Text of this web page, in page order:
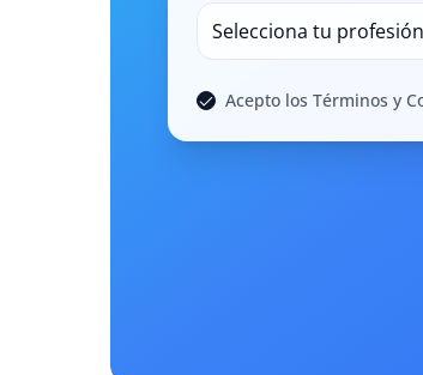
Selecciona tu profesión
Acepto los Términos y